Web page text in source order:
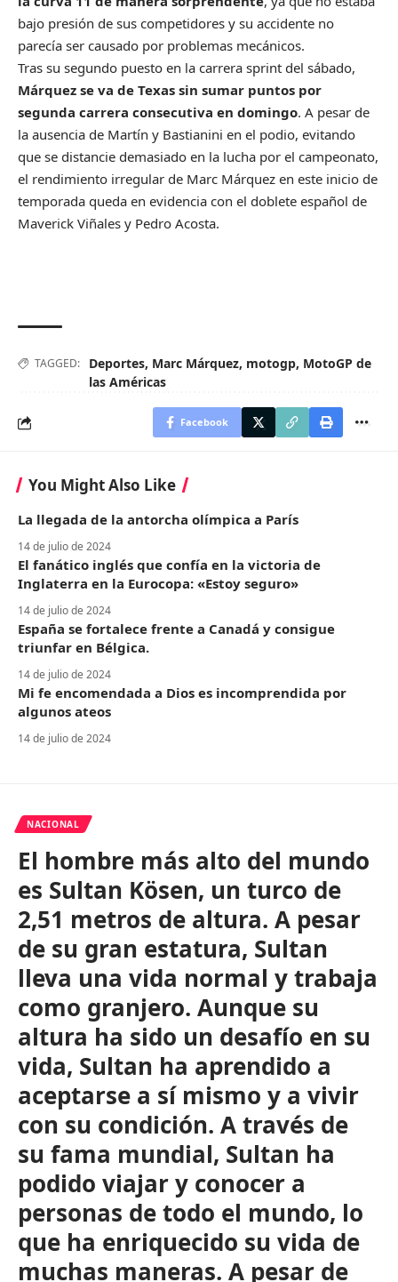
bajo presión de sus competidores y su accidente no
parecía ser causado por problemas mecánicos.
Tras su segundo puesto en la carrera sprint del sábado,
Márquez se va de Texas sin sumar puntos por
segunda carrera consecutiva en domingo. A pesar de
la ausencia de Martín y Bastianini en el podio, evitando
que se distancie demasiado en la lucha por el campeonato,
el rendimiento irregular de Marc Márquez en este inicio de
temporada queda en evidencia con el doblete español de
Maverick Viñales y Pedro Acosta.
TAGGED: Deportes, Marc Márquez, motogp, MotoGP de
las Américas
Facebook
You Might Also Like
La llegada de la antorcha olímpica a París
14 de julio de 2024
El fanático inglés que confía en la victoria de
Inglaterra en la Eurocopa: «Estoy seguro»
14 de julio de 2024
España se fortalece frente a Canadá y consigue
triunfar en Bélgica.
14 de julio de 2024
Mi fe encomendada a Dios es incomprendida por
algunos ateos
14 de julio de 2024
NACIONAL
El hombre más alto del mundo
es Sultan Kösen, un turco de
2,51 metros de altura. A pesar
de su gran estatura, Sultan
lleva una vida normal y trabaja
como granjero. Aunque su
altura ha sido un desafío en su
vida, Sultan ha aprendido a
aceptarse a sí mismo y a vivir
con su condición. A través de
su fama mundial, Sultan ha
podido viajar y conocer a
personas de todo el mundo, lo
que ha enriquecido su vida de
muchas maneras. A pesar de